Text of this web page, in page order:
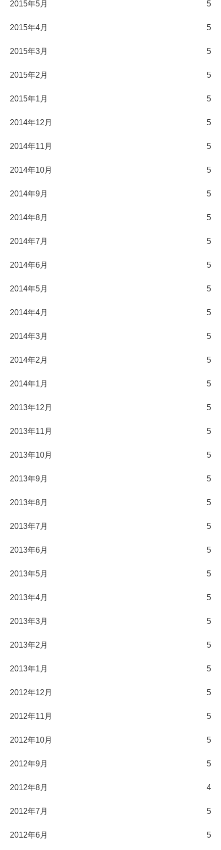
2015年5月 5
2015年4月 5
2015年3月 5
2015年2月 5
2015年1月 5
2014年12月 5
2014年11月 5
2014年10月 5
2014年9月 5
2014年8月 5
2014年7月 5
2014年6月 5
2014年5月 5
2014年4月 5
2014年3月 5
2014年2月 5
2014年1月 5
2013年12月 5
2013年11月 5
2013年10月 5
2013年9月 5
2013年8月 5
2013年7月 5
2013年6月 5
2013年5月 5
2013年4月 5
2013年3月 5
2013年2月 5
2013年1月 5
2012年12月 5
2012年11月 5
2012年10月 5
2012年9月 5
2012年8月 4
2012年7月 5
2012年6月 5